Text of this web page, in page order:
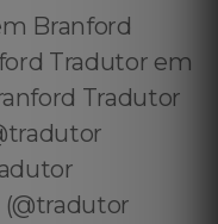
Branford
Tradutor em
Tradutor